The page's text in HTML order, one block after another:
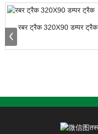
रबर ट्रैक 320X90 डम्पर ट्रैक